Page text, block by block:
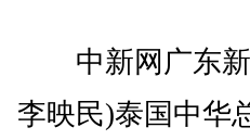
中新网广东新
李映民)泰国中华